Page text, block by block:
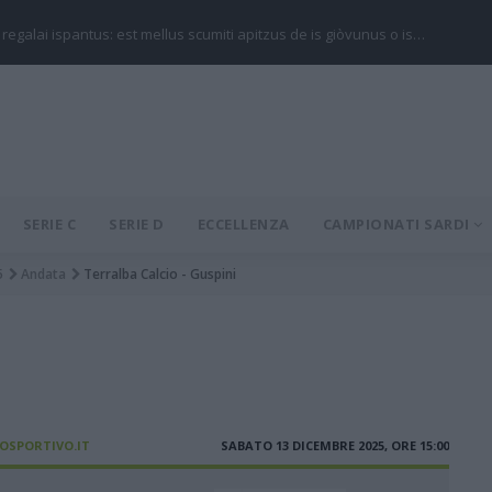
regalai ispantus: est mellus scumiti apitzus de is giòvunus o is…
SERIE C SERIE D ECCELLENZA CAMPIONATI SARDI
Andata Terralba Calcio - Guspini
SABATO 13 DICEMBRE 2025, ORE 15:00